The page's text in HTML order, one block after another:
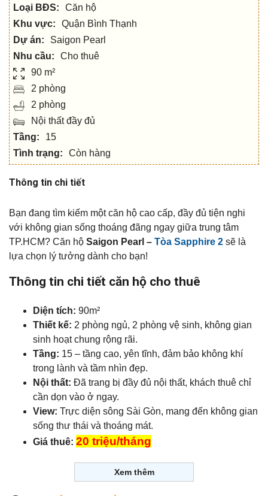
Loại BĐS:
Căn hộ
Khu vực:
Quận Bình Thạnh
Dự án:
Saigon Pearl
Nhu cầu:
Cho thuê
90 m²
2 phòng
2 phòng
Nội thất đầy đủ
Tầng:
15
Tình trạng:
Còn hàng
Thông tin chi tiết
Bạn đang tìm kiếm một căn hộ cao cấp, đầy đủ tiện nghi
với không gian sống thoáng đãng ngay giữa trung tâm
TP.HCM? Căn hộ Saigon Pearl – Tòa Sapphire 2 sẽ là
lựa chọn lý tưởng dành cho bạn!
Thông tin chi tiết căn hộ cho thuê
Diện tích: 90m²
Thiết kế: 2 phòng ngủ, 2 phòng vệ sinh, không gian
sinh hoạt chung rộng rãi.
Tầng: 15 – tầng cao, yên tĩnh, đảm bảo không khí
trong lành và tầm nhìn đẹp.
Nội thất: Đã trang bị đầy đủ nội thất, khách thuê chỉ
cần dọn vào ở ngay.
View: Trực diện sông Sài Gòn, mang đến không gian
sống thư thái và thoáng mát.
Giá thuê: 20 triệu/tháng
Xem thêm